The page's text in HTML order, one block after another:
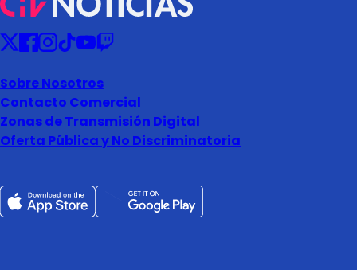
Sobre Nosotros
Contacto Comercial
Zonas de Transmisión Digital
Oferta Pública y No Discriminatoria